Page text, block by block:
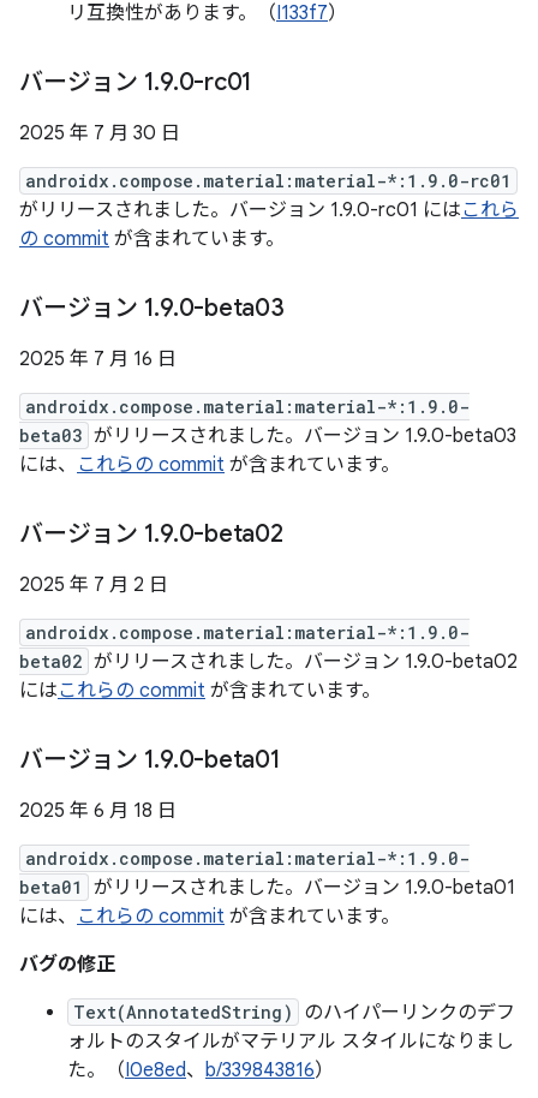
リ互換性があります。（I133f7）
バージョン 1.9.0-rc01
2025 年 7 月 30 日
androidx.compose.material:material-*:1.9.0-rc01
がリリースされました。バージョン 1.9.0-rc01 にはこれら
の commit が含まれています。
バージョン 1.9.0-beta03
2025 年 7 月 16 日
androidx.compose.material:material-*:1.9.0-
beta03 がリリースされました。バージョン 1.9.0-beta03
には、 これらの commit が含まれています。
バージョン 1.9.0-beta02
2025 年 7 月 2 日
androidx.compose.material:material-*:1.9.0-
beta02 がリリースされました。バージョン 1.9.0-beta02
にはこれらの commit が含まれています。
バージョン 1.9.0-beta01
2025 年 6 月 18 日
androidx.compose.material:material-*:1.9.0-
beta01
がリリースされました。バージョン 1.9.0-beta01
には、 これらの commit が含まれています。
バグの修正
Text(AnnotatedString)
のハイパーリンクのデフ
ォルトのスタイルがマテリアル スタイルになりまし
た。（I0e8ed、 b/339843816）